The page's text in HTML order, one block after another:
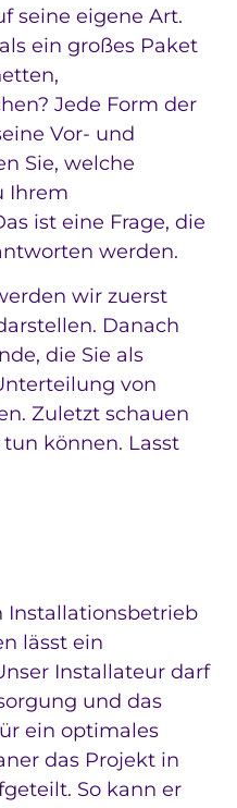
seine eigene Art.
ein großes Paket
Jede Form der
Vor- und
Sie, welche
Ihrem
ist eine Frage, die
werden.
wir zuerst
Danach
die Sie als
von
Zuletzt schauen
können. Lasst
Installationsbetrieb
lässt ein
Installateur darf
und das
ein optimales
das Projekt in
So kann er